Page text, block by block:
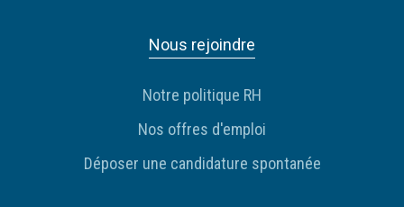
Nous rejoindre
Notre politique RH
Nos offres d'emploi
Déposer une candidature spontanée